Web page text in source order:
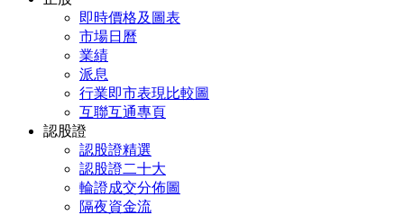
即時價格及圖表
市場日曆
業績
派息
行業即市表現比較圖
互聯互通專頁
認股證
認股證精選
認股證二十大
輪證成交分佈圖
隔夜資金流